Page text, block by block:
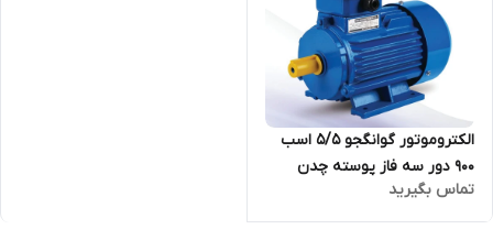
الکتروموتور گوانگجو 5/5 اسب
900 دور سه فاز پوسته چدن
مدل Y2 ترمینال بالا
تماس بگیرید